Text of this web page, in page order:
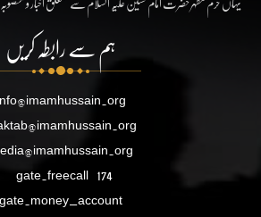
ہم سے رابطہ کریں
gate.freecall 174
gate.money_account